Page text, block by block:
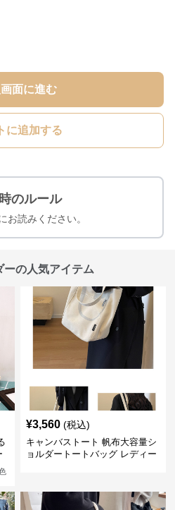
面に進む
に追加する
のルール
お読みください。
ーの人気アイテム
¥3,560 (税込)
キャンバストート 帆布大容量シ
ョルダートートバッグ レディー